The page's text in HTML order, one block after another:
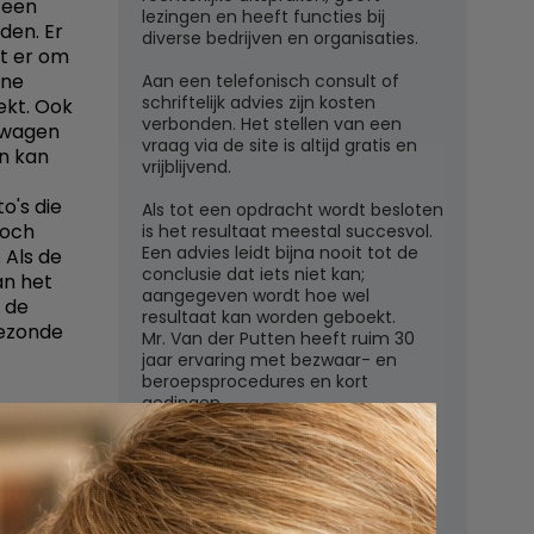
Er
er om
Ook
kan
die
de
het
lezingen en heeft functies bij
diverse bedrijven en organisaties.
Aan een telefonisch consult of
schriftelijk advies zijn kosten
verbonden. Het stellen van een
vraag via de site is altijd gratis en
vrijblijvend.
Als tot een opdracht wordt besloten
is het resultaat meestal succesvol.
Een advies leidt bijna nooit tot de
conclusie dat iets niet kan;
aangegeven wordt hoe wel
resultaat kan worden geboekt.
Mr. Van der Putten heeft ruim 30
jaar ervaring met bezwaar- en
beroepsprocedures en kort
gedingen.
Juridisch adviesbureau mr. W.G.H.M.
van der Putten c.s.
Zutphensestraatweg 7
6881 WN Velp (Gld)